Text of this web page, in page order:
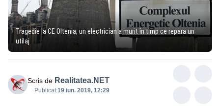
Tragedie la CE Oltenia, un electrician a murit în timp ce repara un
utilaj
Scris de Realitatea.NET
Publicat:19 iun. 2019, 12:29